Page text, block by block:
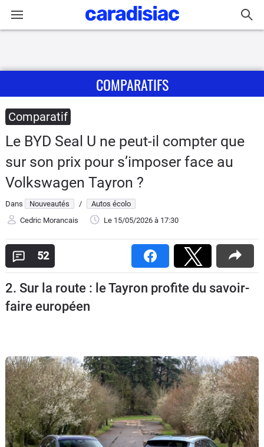
Actu
Essais
Guide
d'achat
Electriques
Utilitaires
Auto
Moto
Marques
COMPARATIFS
Comparatif
Le BYD Seal U ne peut-il compter que
sur son prix pour s’imposer face au
Volkswagen Tayron ?
Dans Nouveautés /
Autos écolo
Cedric Morancais
Le 15/05/2026 à 17:30
52
2. Sur la route : le Tayron profite du savoir-
faire européen